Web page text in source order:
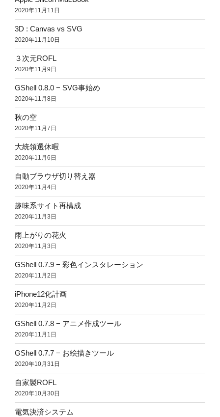
2020年11月11日
3D : Canvas vs SVG
2020年11月10日
３次元ROFL
2020年11月9日
GShell 0.8.0 − SVG事始め
2020年11月8日
秋の空
2020年11月7日
大統領選休暇
2020年11月6日
自動ブラウザ切り替え器
2020年11月4日
趣味系サイト再構成
2020年11月3日
雨上がりの花火
2020年11月3日
GShell 0.7.9 − 彩色インスタレーション
2020年11月2日
iPhone12化計画
2020年11月2日
GShell 0.7.8 − アニメ作成ツール
2020年11月1日
GShell 0.7.7 − お絵描きツール
2020年10月31日
自家製ROFL
2020年10月30日
電気決済システム